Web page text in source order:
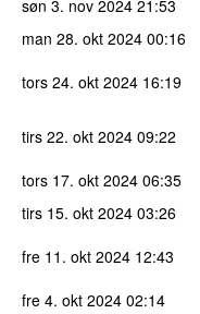
søn 3. nov 2024 21:53
man 28. okt 2024 00:16
tors 24. okt 2024 16:19
tirs 22. okt 2024 09:22
tors 17. okt 2024 06:35
tirs 15. okt 2024 03:26
fre 11. okt 2024 12:43
fre 4. okt 2024 02:14